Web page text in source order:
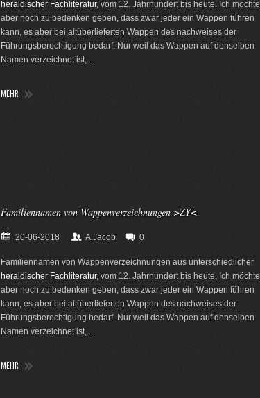
heraldischer Fachliteratur, vom 12. Jahrhundert bis heute. Ich möchte
aber noch zu bedenken geben, dass zwar jeder ein Wappen führen
kann, es aber bei altüberlieferten Wappen des nachweises der
Führungsberechtigung bedarf. Nur weil das Wappen auf denselben
Namen verzeichnet ist,...
MEHR
Familiennamen von Wappenverzeichnungen >ZY<
20-06-2018 A.Jacob 0
Familiennamen von Wappenverzeichnungen aus unterschiedlicher
heraldischer Fachliteratur, vom 12. Jahrhundert bis heute. Ich möchte
aber noch zu bedenken geben, dass zwar jeder ein Wappen führen
kann, es aber bei altüberlieferten Wappen des nachweises der
Führungsberechtigung bedarf. Nur weil das Wappen auf denselben
Namen verzeichnet ist,...
MEHR